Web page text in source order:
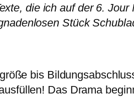
die ich auf der 6. Jour
Stück
bis
Das Drama